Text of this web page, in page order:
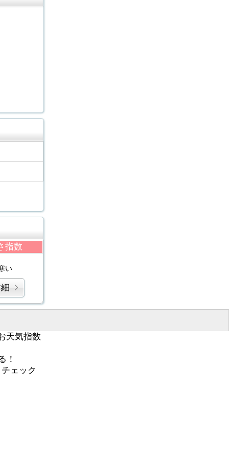
指数
い
天気指数
！
ェック